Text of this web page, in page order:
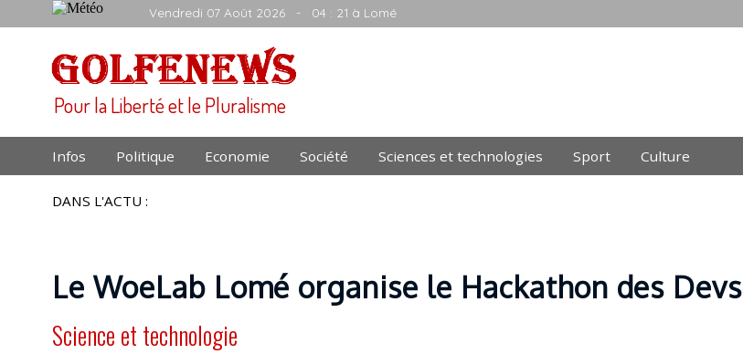
Vendredi 07 Août 2026 - 04 : 21 à Lomé
Pour la Liberté et le Pluralisme
Infos Politique Economie Société Sciences et technologies Sport Culture
DANS L'ACTU :
Le WoeLab Lomé organise le Hackathon des Devs
Science et technologie